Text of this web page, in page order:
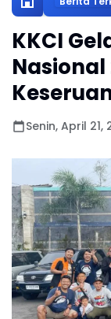
KKCI
Senin, April 21,